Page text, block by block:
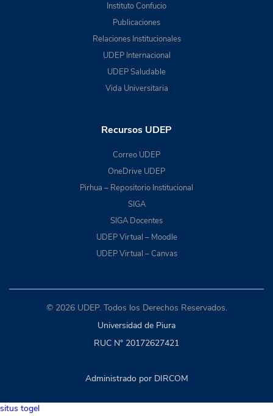
Instituto Confucio
Publicaciones
Relaciones Institucionales
UDEP Internacional
UDEP Saludable
Vida Universitaria
Recursos UDEP
Correo UDEP
OneDrive UDEP
Pirhua – Repositorio Institucional
SIGA
SIGA Docentes
UDEP Virtual – Moodle
UDEP Virtual – Canvas
© 2026 UDEP. Todos los Derechos Reservados.
Universidad de Piura
RUC N° 20172627421
Administrado por DIRCOM
situs togel